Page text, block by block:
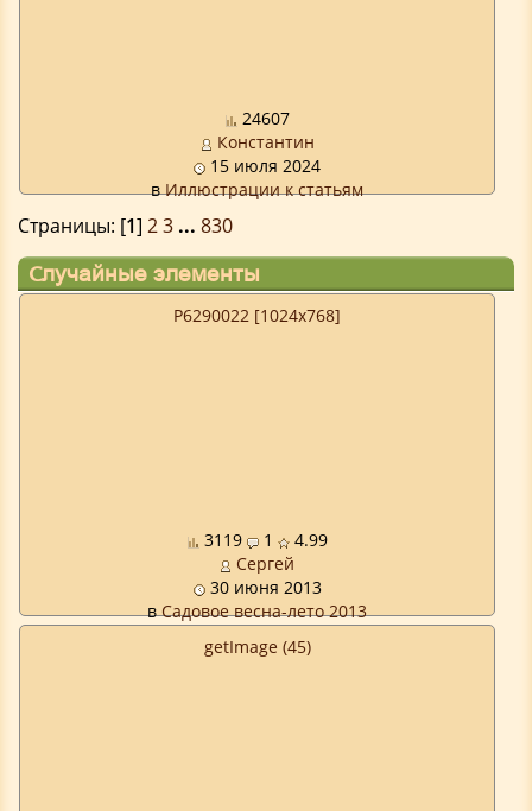
24607
Константин
15 июля 2024
вИллюстрации к статьям
Страницы: [1] 23 ... 830
Случайные элементы
P6290022 [1024x768]
3119 1
4.99
Сергей
30 июня 2013
вСадовое весна-лето 2013
getImage (45)